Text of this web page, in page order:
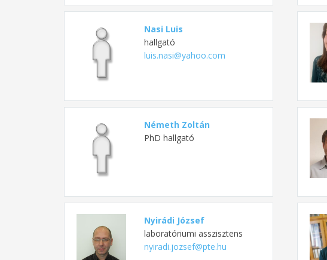
Nasi Luis
hallgató
luis.nasi@yahoo.com
Németh Zoltán
PhD hallgató
Nyirádi József
laboratóriumi asszisztens
nyiradi.jozsef@pte.hu